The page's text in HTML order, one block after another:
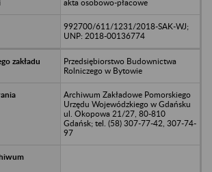
akta osobowo-płacowe
992700/611/1231/2018-SAK-WJ;
UNP: 2018-00136774
Przedsiębiorstwo Budownictwa
Rolniczego w Bytowie
Archiwum Zakładowe Pomorskiego
Urzędu Wojewódzkiego w Gdańsku
ul. Okopowa 21/27, 80-810
Gdańsk; tel. (58) 307-77-42, 307-74-
97